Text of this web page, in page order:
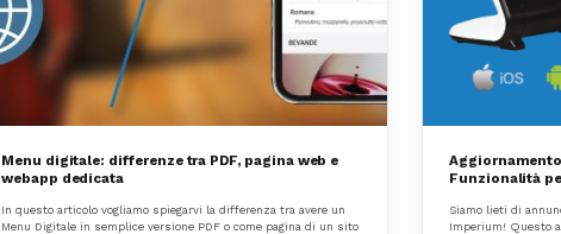
Menu digitale: differenze tra PDF, pagina web e
webapp dedicata
In questo articolo vogliamo spiegarvi la differenza tra avere un
Menu Digitale in semplice versione PDF o come pagina di un sito
Funzionalità
Siamo lieti di
Imperium! Questo